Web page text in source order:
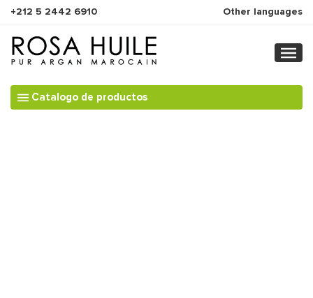
+212 5 2442 6910 Other languages
Catalogo de productos